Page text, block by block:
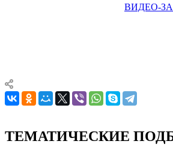
ВИДЕО-
ТЕМАТИЧЕСКИЕ